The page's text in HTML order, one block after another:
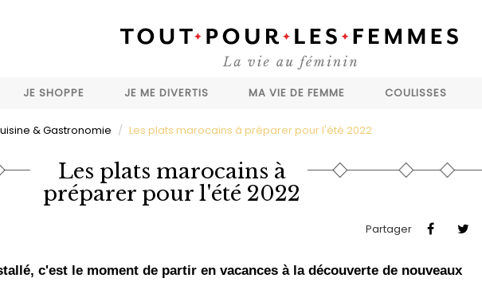
JE SHOPPE JE ME DIVERTIS MA VIE DE FEMME COULISSES
& Gastronomie Les plats marocains à préparer pour l'été 2022
Les plats marocains à
préparer pour l'été 2022
Partager
c'est le moment de partir en vacances à la découverte de nouveaux